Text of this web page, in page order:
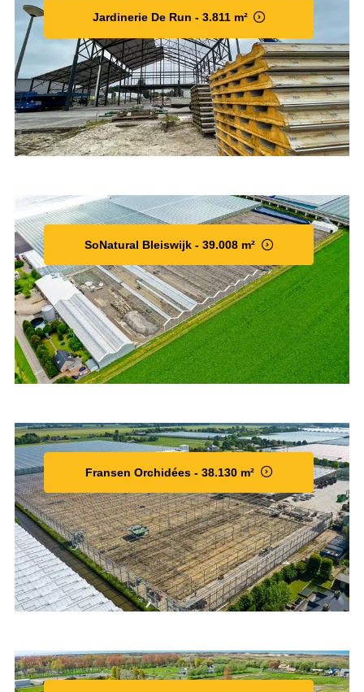
Jardinerie De Run - 3.811 m²
SoNatural Bleiswijk - 39.008 m²
Fransen Orchidées - 38.130 m²